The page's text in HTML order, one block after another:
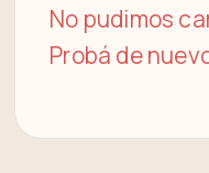
No pudimos
Probá de